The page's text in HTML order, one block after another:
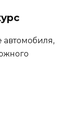
автомобиля,